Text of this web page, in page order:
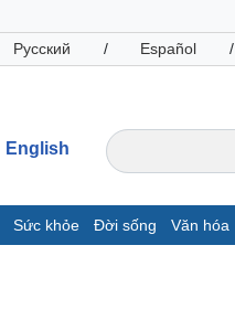
Русский / Español /
English
Sức khỏe Đời sống Văn hóa